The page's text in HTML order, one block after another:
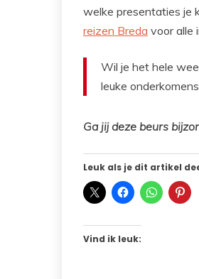
welke presentaties je
reizen Breda voor alle
Wil je het hele
leuke
Ga jij deze beurs
Leuk als je dit artikel
Vind ik leuk: